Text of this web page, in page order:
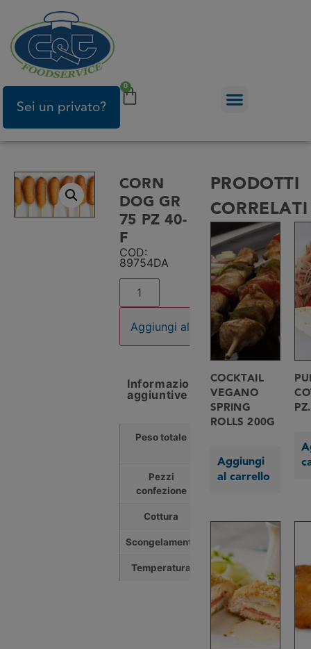
Sei un privato?
0
CORN
DOG GR
75 PZ 40-
F
COD:
89754DA
Aggiungi al carrello
Informazioni
aggiuntive
Peso totale
Pezzi
confezione
40
Cottura
Scongelamento
Temperatura 0 °C
PRODOTTI
CORRELATI
COCKTAIL
VEGANO
SPRING
ROLLS 200G
Aggiungi
al carrello